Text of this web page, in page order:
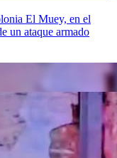
El Muey, en el
un ataque armado